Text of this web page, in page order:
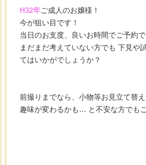
H32年ご成人のお嬢様！
今が狙い目です！
当日のお支度、良いお時間でご予約で
まだまだ考えていない方でも 下見や
てはいかがでしょうか？
前撮りまでなら、小物等お見立て替
趣味が変わるかも… と不安な方でも